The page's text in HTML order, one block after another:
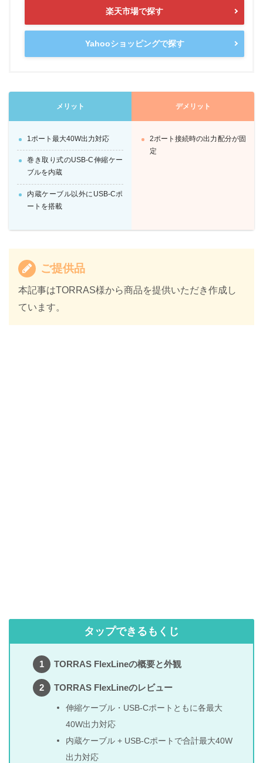
楽天市場で探す
Yahooショッピングで探す
メリット
1ポート最大40W出力対応
巻き取り式のUSB-C伸縮ケー
ブルを内蔵
内蔵ケーブル以外にUSB-Cポ
ートを搭載
デメリット
2ポート接続時の出力配分が固
定
ご提供品
本記事はTORRAS様から商品を提供いただき作成し
ています。
タップできるもくじ
TORRAS FlexLineの概要と外観
TORRAS FlexLineのレビュー
伸縮ケーブル・USB-Cポートともに各最大
40W出力対応
内蔵ケーブル + USB-Cポートで合計最大40W
出力対応